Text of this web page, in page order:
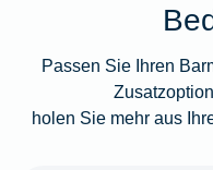
Passen Sie Ihren
holen Sie mehr aus